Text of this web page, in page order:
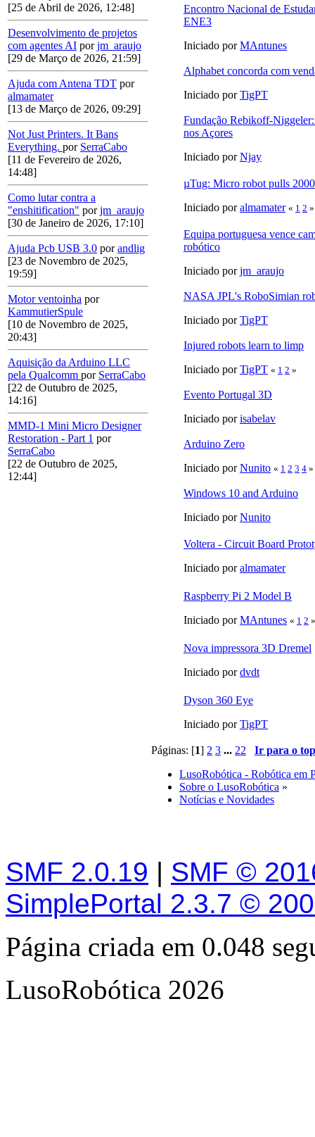
[25 de Abril de 2026, 12:48]
Desenvolvimento de projetos
com agentes AI porjm_araujo
[29 de Março de 2026, 21:59]
Ajuda com Antena TDT por
almamater
[13 de Março de 2026, 09:29]
Not Just Printers. It Bans
Everything. por SerraCabo
[11 de Fevereiro de 2026,
14:48]
Como lutar contra a
"enshitification" porjm_araujo
[30 de Janeiro de 2026, 17:10]
Ajuda Pcb USB 3.0 porandlig
[23 de Novembro de 2025,
19:59]
Motor ventoinha por
KammutierSpule
[10 de Novembro de 2025,
20:43]
Aquisição da Arduino LLC
pela Qualcomm por SerraCabo
[22 de Outubro de 2025,
14:16]
MMD-1 Mini Micro Designer
Restoration - Part 1 por
SerraCabo
[22 de Outubro de 2025,
12:44]
Encontro Nacional de
ENE3
Iniciado porMAntunes
Alphabet concorda com
Iniciado porTigPT
Fundação Rebikoff-
nos Açores
Iniciado porNjay
µTug: Micro robot pulls
Iniciado poralmamater « 1 2 »
Equipa portuguesa vence
robótico
Iniciado porjm_araujo
NASA JPL's RoboSimian
Iniciado porTigPT
Injured robots learn to limp
Iniciado porTigPT « 1 2 »
Evento Portugal 3D
Iniciado porisabelav
Arduino Zero
Iniciado porNunito « 1 2 3 4 »
Windows 10 and Arduino
Iniciado porNunito
Voltera - Circuit Board
Iniciado poralmamater
Raspberry Pi 2 Model B
Iniciado porMAntunes « 1 2 »
Nova impressora 3D Dremel
Iniciado pordvdt
Dyson 360 Eye
Iniciado porTigPT
Páginas: [1] 2 3 ... 22
Ir para o
LusoRobótica - Robótica em
Sobre o LusoRobótica »
Notícias e Novidades
SMF 2.0.19 | SMF ©
SimplePortal 2.3.7 ©
Página criada em 0.048
LusoRobótica 2026